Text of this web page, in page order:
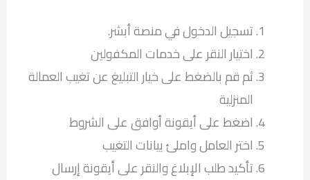
تسجيل الدخول في منصة أبشر.
اختيار النقر على خدمات المكفولين
ثم قم بالضغط على خيار التبليغ عن تغيب العمالة
المنزلية
اضغط على أيقونة أوافق على الشروط
اختر العامل واملئ بيانات التغيب
تأكيد طلب الإبلاغ والنقر على أيقونة إرسال